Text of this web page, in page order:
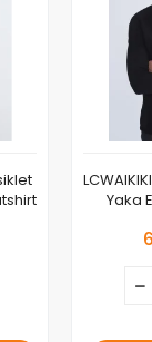
LCWAIKIKI Classic
Yaka Erkek
699,99 TL